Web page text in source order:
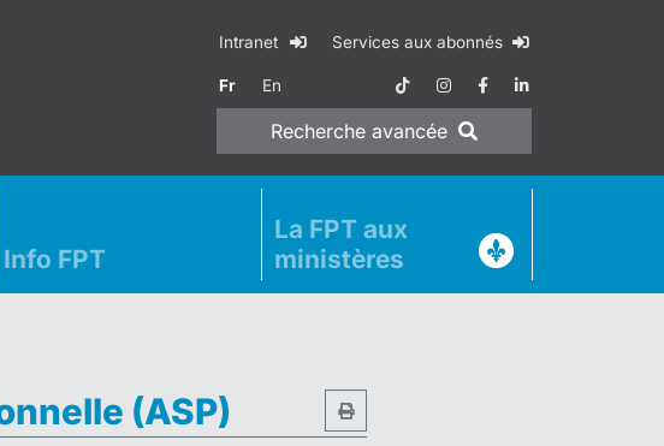
Intranet Services aux abonnés
Fr En
Recherche avancée
Info FPT
La FPT aux
ministères
(ASP)